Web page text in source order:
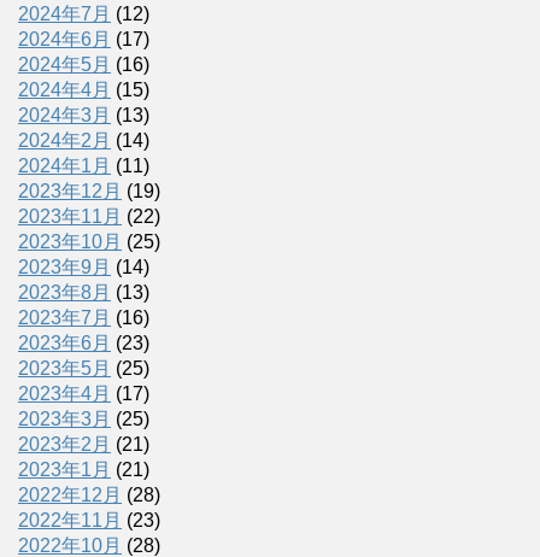
2024年7月 (12)
2024年6月 (17)
2024年5月 (16)
2024年4月 (15)
2024年3月 (13)
2024年2月 (14)
2024年1月 (11)
2023年12月 (19)
2023年11月 (22)
2023年10月 (25)
2023年9月 (14)
2023年8月 (13)
2023年7月 (16)
2023年6月 (23)
2023年5月 (25)
2023年4月 (17)
2023年3月 (25)
2023年2月 (21)
2023年1月 (21)
2022年12月 (28)
2022年11月 (23)
2022年10月 (28)